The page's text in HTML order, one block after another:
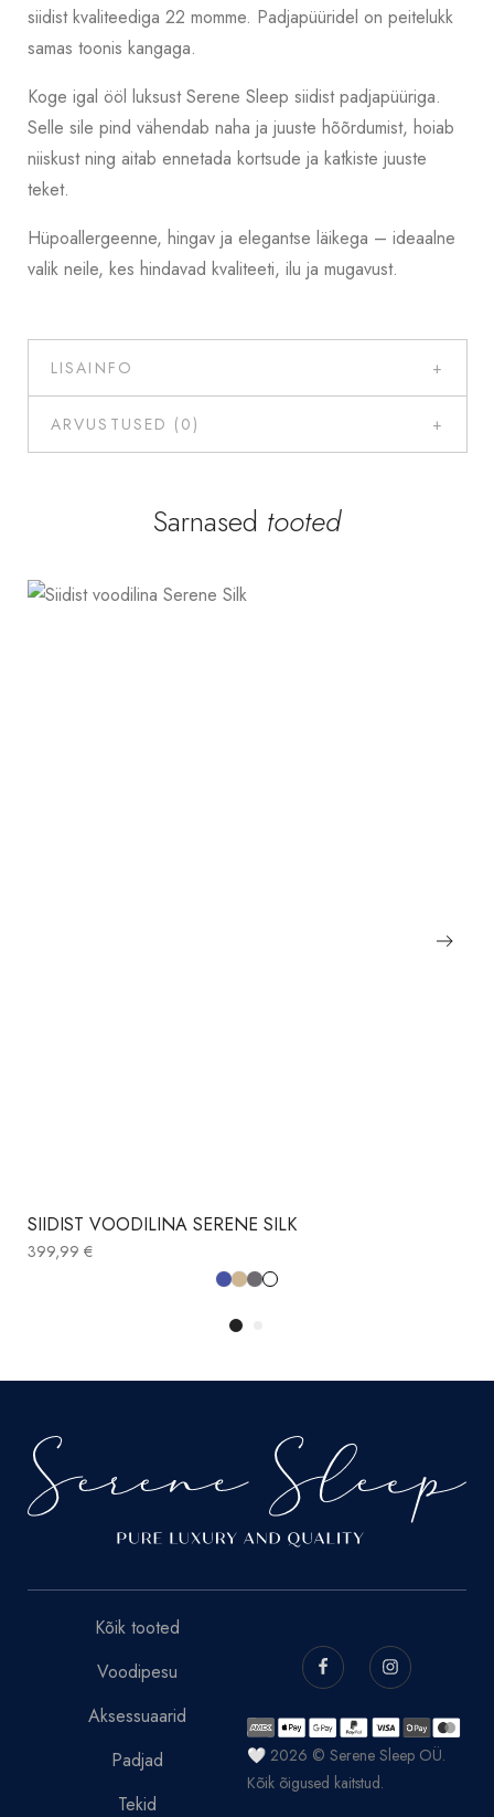
siidist kvaliteediga 22 momme. Padjapüüridel on peitelukk
samas toonis kangaga.
Koge igal ööl luksust Serene Sleep siidist padjapüüriga.
Selle sile pind vähendab naha ja juuste hõõrdumist, hoiab
niiskust ning aitab ennetada kortsude ja katkiste juuste
teket.
Hüpoallergeenne, hingav ja elegantse läikega – ideaalne
valik neile, kes hindavad kvaliteeti, ilu ja mugavust.
LISAINFO
ARVUSTUSED (0)
Sarnased tooted
SIIDIST VOODILINA SERENE SILK
399,99 €
Kõik tooted
Voodipesu
Aksessuaarid
Padjad
Tekid
🤍 2026 © Serene Sleep OÜ.
Kõik õigused kaitstud.